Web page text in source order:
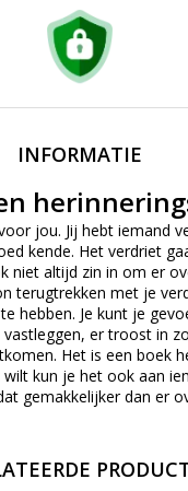
INFORMATIE
jou. Jij hebt iemand
kende. Het verdriet
niet altijd zin in om er
terugtrekken met je
hebben. Je kunt je
er troost in
Het is een boek
kun je het ook aan
gemakkelijker dan er